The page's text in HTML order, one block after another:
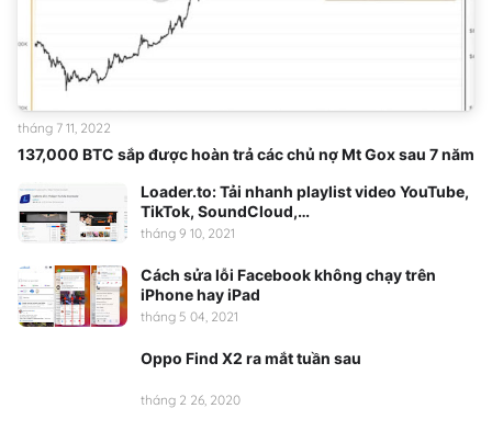
137,000 BTC sắp được hoàn trả các chủ nợ Mt Gox sau 7 năm
tháng 7 11, 2022
Loader.to: Tải nhanh playlist video YouTube,
TikTok, SoundCloud,…
tháng 9 10, 2021
Cách sửa lỗi Facebook không chạy trên
iPhone hay iPad
tháng 5 04, 2021
Oppo Find X2 ra mắt tuần sau
tháng 2 26, 2020